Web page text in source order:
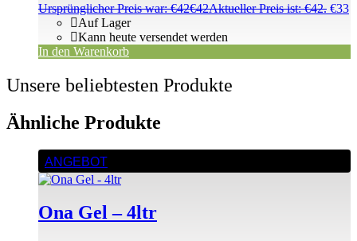
Ursprünglicher Preis war: €42€42Aktueller Preis ist: €42. €33
Auf Lager
Kann heute versendet werden
In den Warenkorb
Unsere beliebtesten Produkte
Ähnliche Produkte
ANGEBOT
Ona Gel – 4ltr